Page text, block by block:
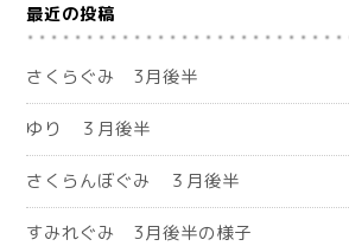
最近の投稿
さくらぐみ 3月後半
ゆり ３月後半
さくらんぼぐみ ３月後半
すみれぐみ 3月後半の様子